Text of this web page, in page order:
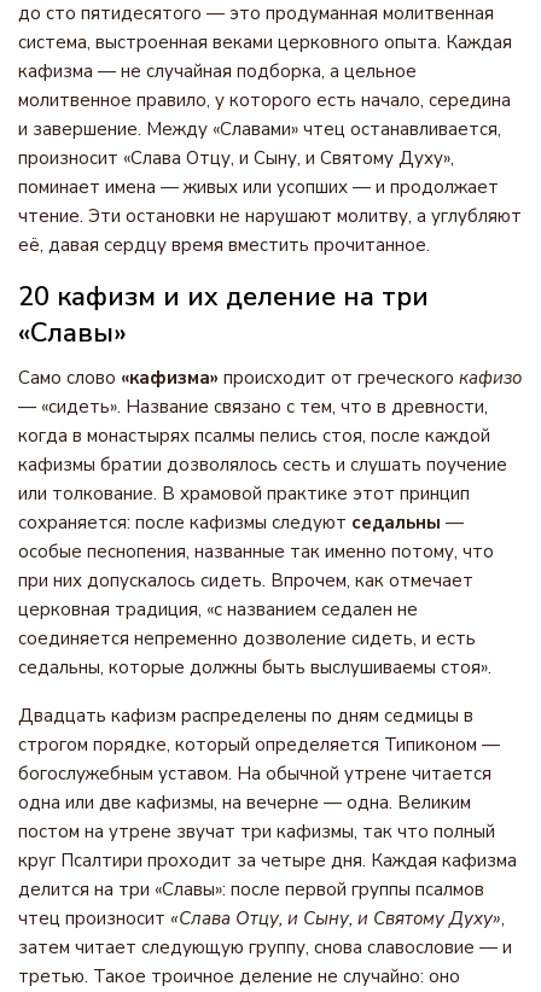
до сто пятидесятого — это продуманная молитвенная
система, выстроенная веками церковного опыта. Каждая
кафизма — не случайная подборка, а цельное
молитвенное правило, у которого есть начало, середина
и завершение. Между «Славами» чтец останавливается,
произносит «Слава Отцу, и Сыну, и Святому Духу»,
поминает имена — живых или усопших — и продолжает
чтение. Эти остановки не нарушают молитву, а углубляют
её, давая сердцу время вместить прочитанное.
20 кафизм и их деление на три
«Славы»
Само слово «кафизма» происходит от греческого кафизо
— «сидеть». Название связано с тем, что в древности,
когда в монастырях псалмы пелись стоя, после каждой
кафизмы братии дозволялось сесть и слушать поучение
или толкование. В храмовой практике этот принцип
сохраняется: после кафизмы следуют седальны —
особые песнопения, названные так именно потому, что
при них допускалось сидеть. Впрочем, как отмечает
церковная традиция, «с названием седален не
соединяется непременно дозволение сидеть, и есть
седальны, которые должны быть выслушиваемы стоя».
Двадцать кафизм распределены по дням седмицы в
строгом порядке, который определяется Типиконом —
богослужебным уставом. На обычной утрене читается
одна или две кафизмы, на вечерне — одна. Великим
постом на утрене звучат три кафизмы, так что полный
круг Псалтири проходит за четыре дня. Каждая кафизма
делится на три «Славы»: после первой группы псалмов
чтец произносит «Слава Отцу, и Сыну, и Святому Духу»,
затем читает следующую группу, снова славословие — и
третью. Такое троичное деление не случайно: оно